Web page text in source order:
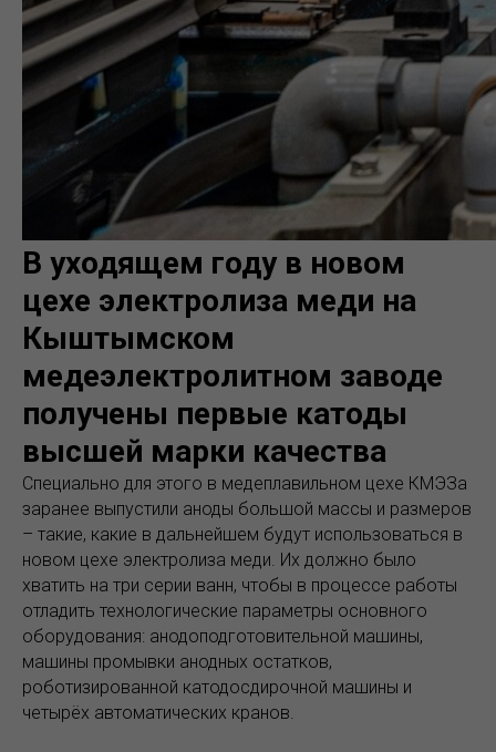
В уходящем году в новом
цехе электролиза меди на
Кыштымском
медеэлектролитном заводе
получены первые катоды
высшей марки качества
Специально для этого в медеплавильном цехе КМЭЗа
заранее выпустили аноды большой массы и размеров
– такие, какие в дальнейшем будут использоваться в
новом цехе электролиза меди. Их должно было
хватить на три серии ванн, чтобы в процессе работы
отладить технологические параметры основного
оборудования: анодоподготовительной машины,
машины промывки анодных остатков,
роботизированной катодосдирочной машины и
четырёх автоматических кранов.